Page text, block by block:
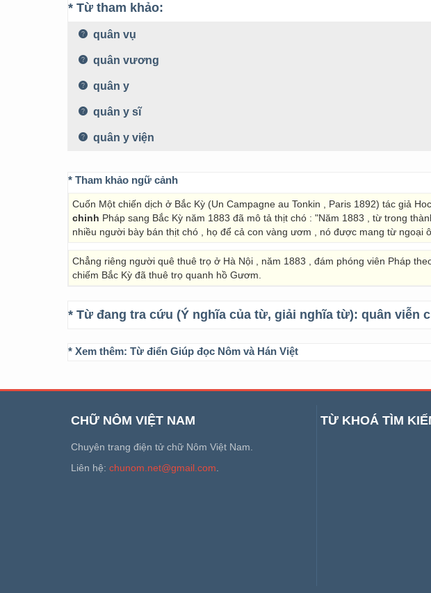
* Từ tham khảo:
quân vụ
quân vương
quân y
quân y sĩ
quân y viện
* Tham khảo ngữ cảnh
Cuốn Một chiến dịch ở Bắc Kỳ (Un Campagne au Tonkin , Paris 1892) tác giả
chinh Pháp sang Bắc Kỳ năm 1883 đã mô tả thịt chó : "Năm 1883 , từ trong
nhiều người bày bán thịt chó , họ để cả con vàng ươm , nó được mang từ ngoại ô
Chẳng riêng người quê thuê trọ ở Hà Nội , năm 1883 , đám phóng viên Pháp
chiếm Bắc Kỳ đã thuê trọ quanh hồ Gươm.
* Từ đang tra cứu (Ý nghĩa của từ, giải nghĩa từ): quân viễn
* Xem thêm: Từ điển Giúp đọc Nôm và Hán Việt
CHỮ NÔM VIỆT NAM
Chuyên trang điện tử chữ Nôm Việt Nam.
Liên hệ: chunom.net@gmail.com
TỪ KHOÁ TÌM